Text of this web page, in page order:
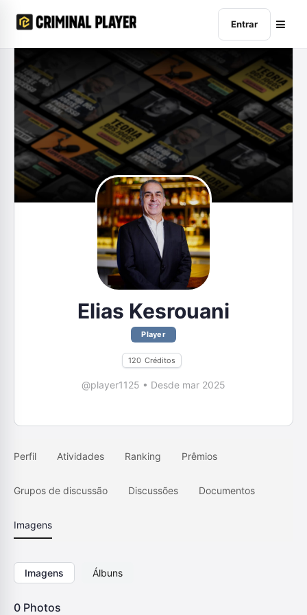
Entrar
Elias Kesrouani
Player
120 Créditos
@player1125 • Desde mar 2025
Perfil Atividades Ranking Prêmios
Grupos de discussão Discussões Documentos
Imagens
Imagens Álbuns
0 Photos